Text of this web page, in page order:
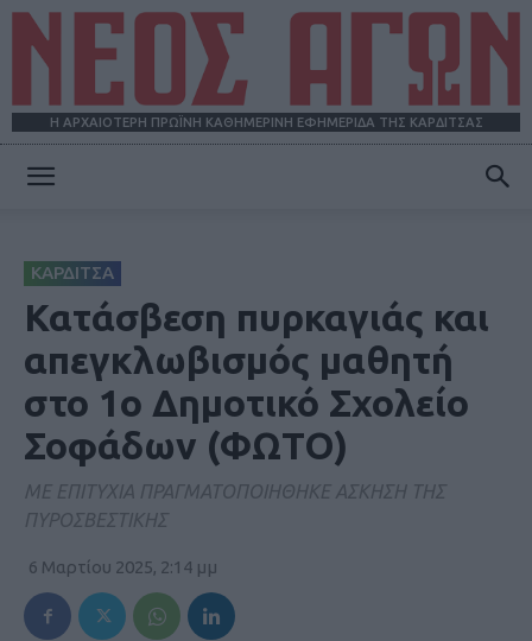
Η ΑΡΧΑΙΟΤΕΡΗ ΠΡΩΪΝΗ ΚΑΘΗΜΕΡΙΝΗ ΕΦΗΜΕΡΙΔΑ ΤΗΣ ΚΑΡΔΙΤΣΑΣ
ΚΑΡΔΙΤΣΑ
Κατάσβεση πυρκαγιάς και
απεγκλωβισμός μαθητή
στο 1ο Δημοτικό Σχολείο
Σοφάδων (ΦΩΤΟ)
ΜΕ ΕΠΙΤΥΧΙΑ ΠΡΑΓΜΑΤΟΠΟΙΗΘΗΚΕ ΑΣΚΗΣΗ ΤΗΣ
ΠΥΡΟΣΒΕΣΤΙΚΗΣ
6 Μαρτίου 2025, 2:14 μμ